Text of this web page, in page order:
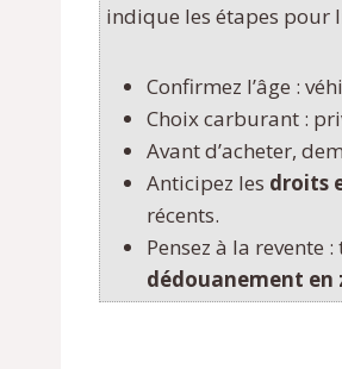
indique les étapes pour
Confirmez l’âge :
Choix carburant :
Avant d’acheter,
Anticipez les droits
récents.
Pensez à la revente
dédouanement en